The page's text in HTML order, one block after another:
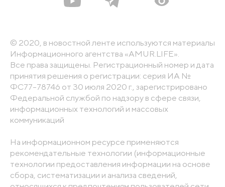
© 2020, в новостной ленте используются материалы
Информационного агентства «AMUR.LIFE».
Все права защищены. Регистрационный номер и дата
принятия решения о регистрации: серия ИА №
ФС77-78746 от 30 июля 2020 г., зарегистрировано
Федеральной службой по надзору в сфере связи,
информационных технологий и массовых
коммуникаций
На информационном ресурсе применяются
рекомендательные технологии (информационные
технологии предоставления информации на основе
сбора, систематизации и анализа сведений,